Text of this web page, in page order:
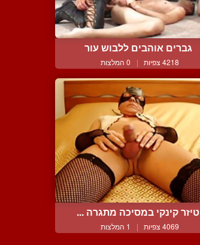
גברים אוהבים ללבוש עור
4218 צפיות | 0 המלצות
טיזר קינקי במסיכה מתגרה ...
4069 צפיות | 1 המלצות